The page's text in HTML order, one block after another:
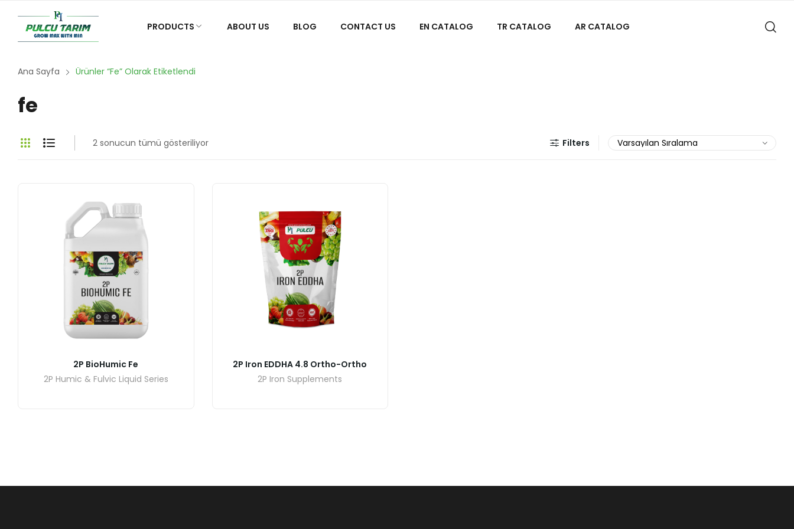
PRODUCTS ABOUT US BLOG CONTACT US EN CATALOG TR CATALOG AR CATALOG
Ana Sayfa Ürünler “fe” Olarak Etiketlendi
fe
2 sonucun tümü gösteriliyor Filters
2P BioHumic Fe
2P Humic & Fulvic Liquid Series
2P Iron EDDHA 4.8 Ortho-Ortho
2P Iron Supplements